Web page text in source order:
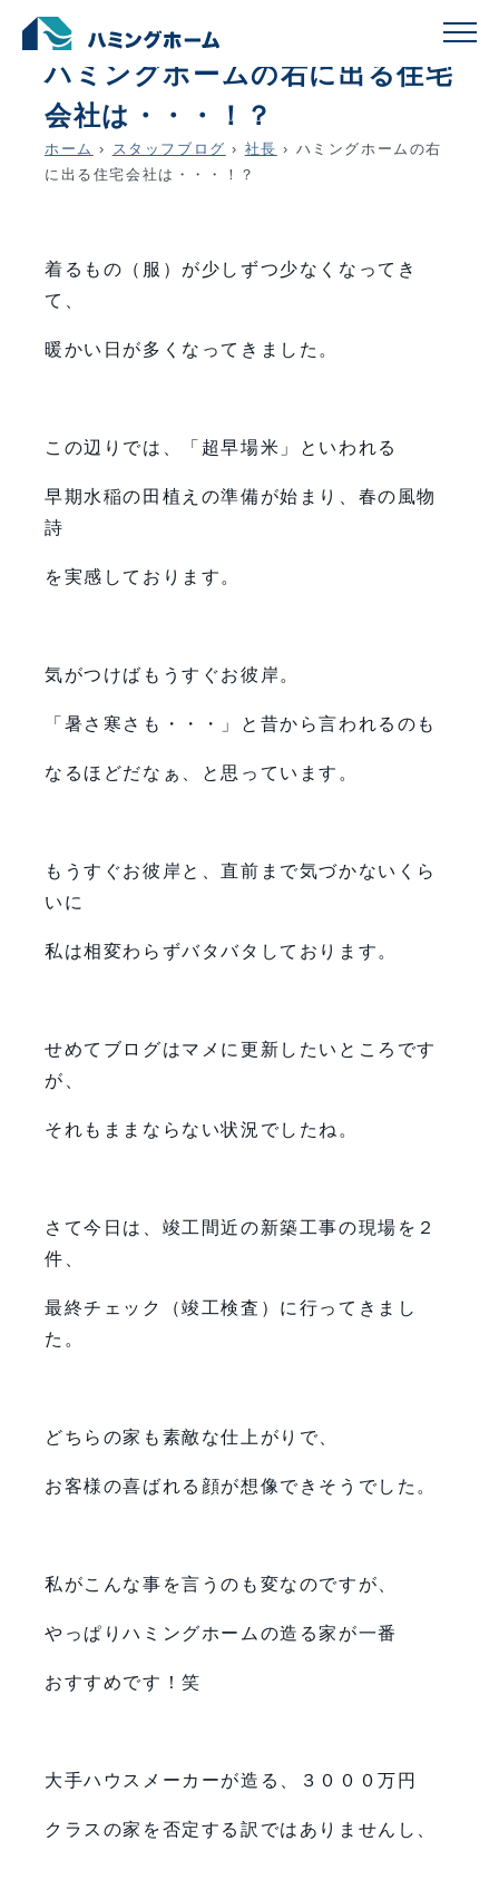
schedule
ハミングホームの右に出る住宅
会社は・・・！？
ホーム › スタッフブログ › 社長 › ハミングホームの右
に出る住宅会社は・・・！？
着るもの（服）が少しずつ少なくなってき
て、
暖かい日が多くなってきました。
この辺りでは、「超早場米」といわれる
早期水稲の田植えの準備が始まり、春の風物
詩
を実感しております。
気がつけばもうすぐお彼岸。
「暑さ寒さも・・・」と昔から言われるのも
なるほどだなぁ、と思っています。
もうすぐお彼岸と、直前まで気づかないくら
いに
私は相変わらずバタバタしております。
せめてブログはマメに更新したいところです
が、
それもままならない状況でしたね。
さて今日は、竣工間近の新築工事の現場を２
件、
最終チェック（竣工検査）に行ってきまし
た。
どちらの家も素敵な仕上がりで、
お客様の喜ばれる顔が想像できそうでした。
私がこんな事を言うのも変なのですが、
やっぱりハミングホームの造る家が一番
おすすめです！笑
大手ハウスメーカーが造る、３０００万円
クラスの家を否定する訳ではありませんし、